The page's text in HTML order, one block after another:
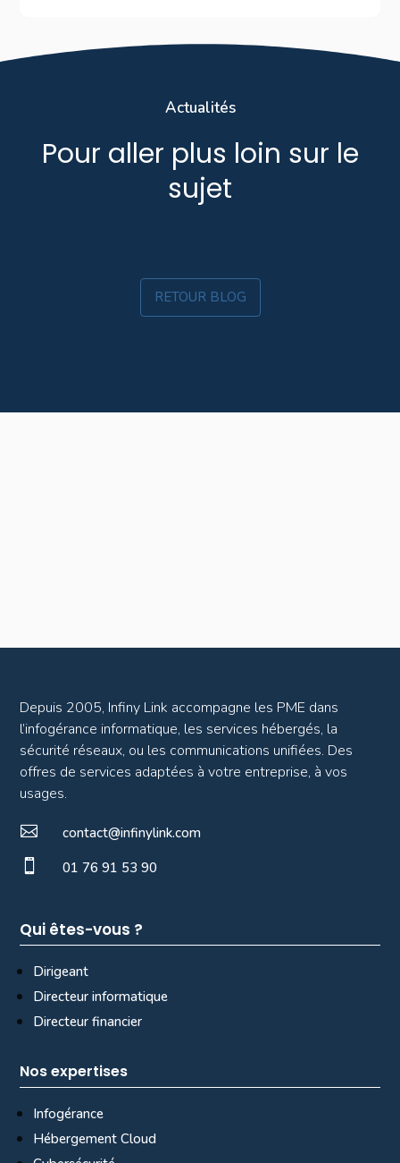
Actualités
Pour aller plus loin sur le
sujet
RETOUR BLOG
Depuis 2005, Infiny Link accompagne les PME dans
l’infogérance informatique, les services hébergés, la
sécurité réseaux, ou les communications unifiées. Des
offres de services adaptées à votre entreprise, à vos
usages.
 contact@infinylink.com
 01 76 91 53 90
Qui êtes-vous ?
Dirigeant
Directeur informatique
Directeur financier
Nos expertises
Infogérance
Hébergement Cloud